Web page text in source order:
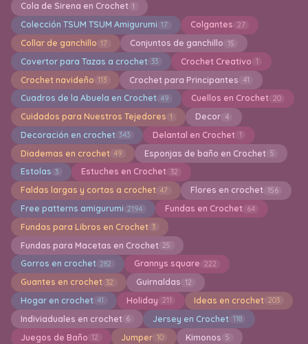
Cola de Sirena en Crochet 1
Colección TSUM TSUM Amigurumi 17 Colgantes 27
Collar de ganchillo 17 Conjuntos de ganchillo 15
Covertor para Tazas a crochet 33 Crochet Creativo 1
Crochet navideño 113 Crochet para Principantes 41
Cuadros de la Abuela en Crochet 49 Cuellos en Crochet 20
Cuidados para Nuestros Tejedores 1 Decor 4
Decoración en crochet 343 Delantal en Crochet 1
Diademas en crochet 49 Esponjas de baño en Crochet 5
Estolas 3 Estuches en Crochet 32
Faldas largas y cortas a crochet 47 Flores en crochet 156
Free patterns amigurumi 2194 Fundas en Crochet 64
Fundas para Libros en Crochet 3
Fundas para Macetas en Crochet 25
Gorros en crochet 282 Grannys square 222
Guantes en crochet 32 Guirnaldas 12
Hogar en crochet 41 Holiday 211 Ideas en crochet 203
Indiviaduales en crochet 6 Jersey en Crochet 118
Juegos de Baño 12 Jumper 10 Kimonos 5